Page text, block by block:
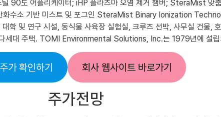
도 어플리케이터; iHP 플라즈마 오염 제거 챔버; SteraMist 맞춤
소 기반 미스트 및 포그인 SteraMist Binary Ionization
학 및 연구 시설, 동식물 사육장 실험실, 크루즈 선박, 사무실 건물,
세대 주택. TOMI Environmental Solutions, Inc.는 1979년에 설립
가 확인하기 회사 웹사이트 바로가기
주가전망